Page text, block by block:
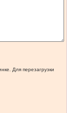
Для перезагрузки